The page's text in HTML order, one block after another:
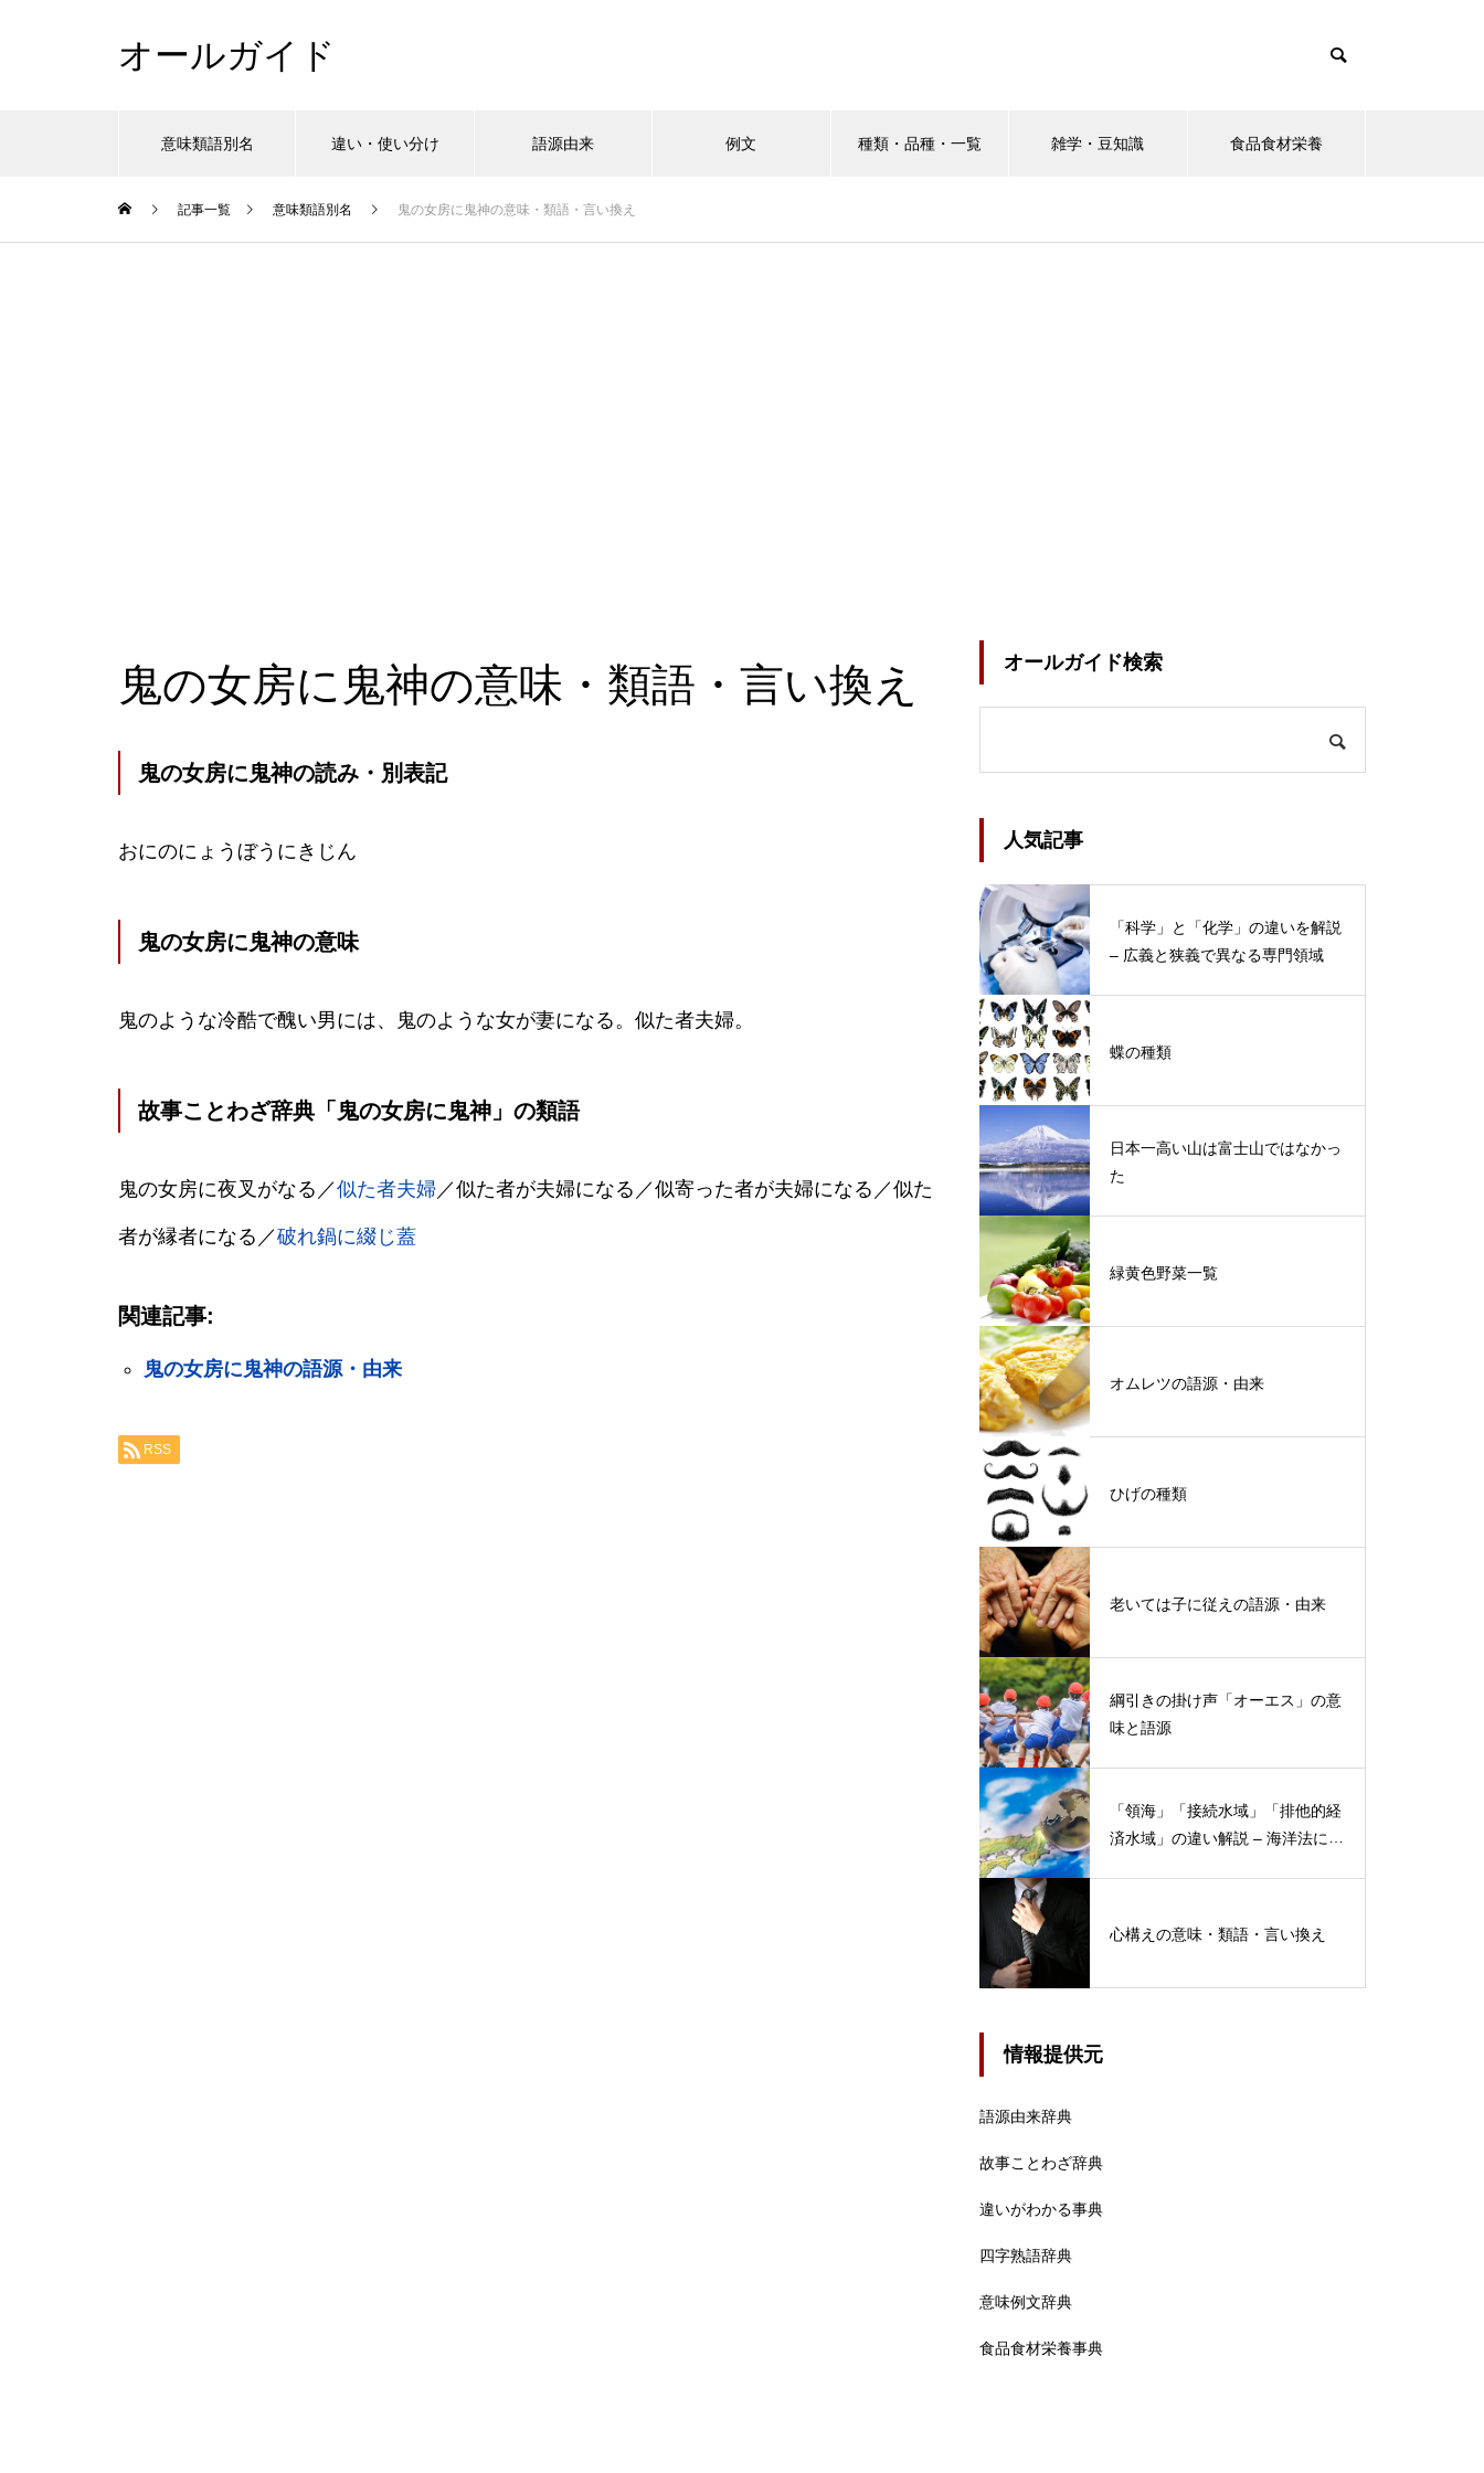
オールガイド
意味類語別名 違い・使い分け 語源由来 例文 種類・品種・一覧 雑学・豆知識 食品食材栄養
記事一覧 意味類語別名 鬼の女房に鬼神の意味・類語・言い換え
鬼の女房に鬼神の意味・類語・言い換え
鬼の女房に鬼神の読み・別表記
おにのにょうぼうにきじん
鬼の女房に鬼神の意味
鬼のような冷酷で醜い男には、鬼のような女が妻になる。似た者夫婦。
故事ことわざ辞典「鬼の女房に鬼神」の類語
鬼の女房に夜叉がなる／似た者夫婦／似た者が夫婦になる／似寄った者が夫婦になる／似た
者が縁者になる／破れ鍋に綴じ蓋
関連記事:
鬼の女房に鬼神の語源・由来
RSS
オールガイド検索
人気記事
「科学」と「化学」の違いを解説
– 広義と狭義で異なる専門領域
蝶の種類
日本一高い山は富士山ではなかっ
た
緑黄色野菜一覧
オムレツの語源・由来
ひげの種類
老いては子に従えの語源・由来
綱引きの掛け声「オーエス」の意
味と語源
「領海」「接続水域」「排他的経
済水域」の違い解説 – 海洋法にお
心構えの意味・類語・言い換え
情報提供元
語源由来辞典
故事ことわざ辞典
違いがわかる事典
四字熟語辞典
意味例文辞典
食品食材栄養事典